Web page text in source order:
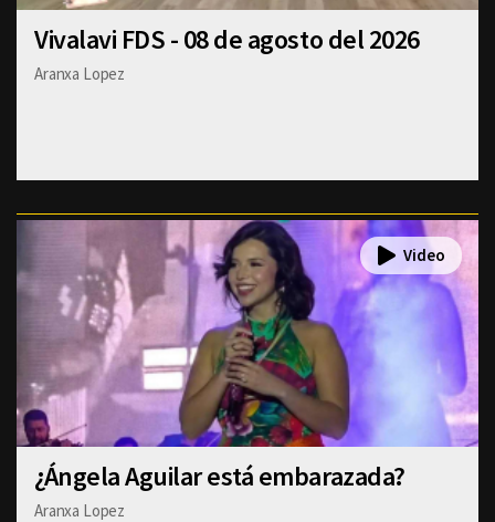
Vivalavi FDS - 08 de agosto del 2026
Aranxa Lopez
¿Ángela Aguilar está embarazada?
Aranxa Lopez